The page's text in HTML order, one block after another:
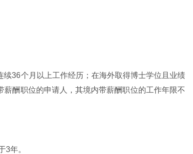
36个月以上工作经历；在海外取得博士学位且业绩
酬职位的申请人，其境内带薪酬职位的工作年限不
3年。